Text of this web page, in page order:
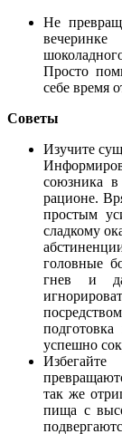
Не
вечеринке
Просто
себе время
Советы
Изучите
союзника
рационе.
простым
сладкому
головные
гнев и
успешно
так же
пища с